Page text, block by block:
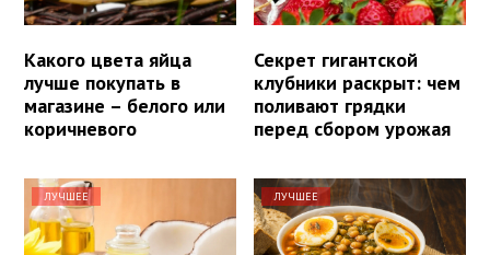
Какого цвета яйца
лучше покупать в
магазине – белого или
коричневого
Секрет гигантской
клубники раскрыт: чем
поливают грядки
перед сбором урожая
ЛУЧШЕЕ ЛУЧШЕЕ